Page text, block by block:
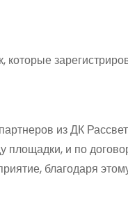
из ДК
площадки, и по
благодаря